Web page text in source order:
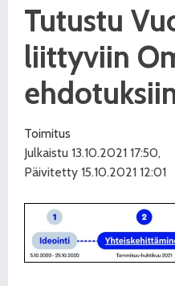
Tutustu
liittyviin
Toimitus
Julkaistu 13.10.2021 17:50,
Päivitetty 15.10.2021 12:01